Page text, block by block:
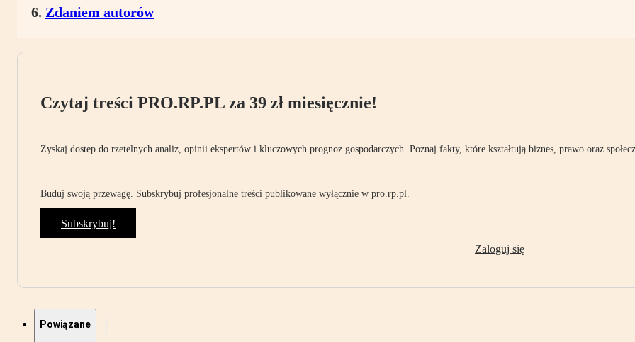
Zdaniem autorów
Czytaj treści PRO.RP.PL za 39 zł miesięcznie!
Zyskaj dostęp do rzetelnych analiz, opinii ekspertów i kluczowych prognoz gospodarczych. Poznaj fakty, które kształtują biznes, prawo oraz
Buduj swoją przewagę. Subskrybuj profesjonalne treści publikowane wyłącznie w pro.rp.pl.
Subskrybuj!
Zaloguj się
Powiązane